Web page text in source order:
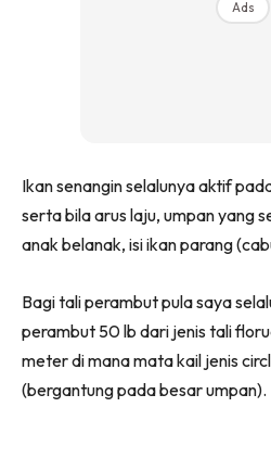
Ads
Ikan senangin selalunya aktif
serta bila arus laju, umpan yang
anak belanak, isi ikan parang
Bagi tali perambut pula saya
perambut 50 lb dari jenis tali
meter di mana mata kail jenis
(bergantung pada besar umpan).